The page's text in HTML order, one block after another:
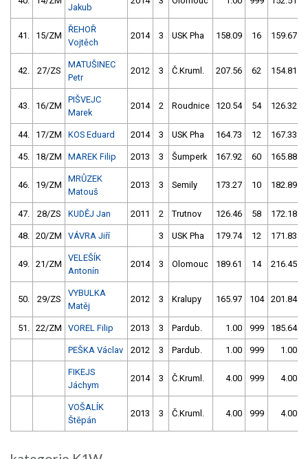
Jakub
41. 15/ZM
ŘEHOŘ
Vojtěch
2014 3 USK Pha 158.09 16 159.67
42. 27/ZS
MATUŠINEC
Petr
2012 3 Č.Kruml. 207.56 62 154.81
43. 16/ZM
PIŠVEJC
Marek
2014 2 Roudnice 120.54 54 126.32
44. 17/ZM KOS Eduard 2014 3 USK Pha 164.73 12 167.33
45. 18/ZM MAREK Filip 2013 3 Šumperk 167.92 60 165.88
46. 19/ZM
MRŮZEK
Matouš
2013 3 Semily 173.27 10 182.89
47. 28/ZS KUDĚJ Jan 2011 2 Trutnov 126.46 58 172.18
48. 20/ZM VÁVRA Jiří 3 USK Pha 179.74 12 171.83
49. 21/ZM
VELEŠÍK
Antonín
2014 3 Olomouc 189.61 14 216.45
50. 29/ZS
VYBULKA
Matěj
2012 3 Kralupy 165.97 104 201.84
51. 22/ZM VOREL Filip 2013 3 Pardub. 1.00 999 185.64
PEŠKA Václav 2012 3 Pardub. 1.00 999 1.00
FIKEJS
Jáchym
2014 3 Č.Kruml. 4.00 999 4.00
VOŠALÍK
Štěpán
2013 3 Č.Kruml. 4.00 999 4.00